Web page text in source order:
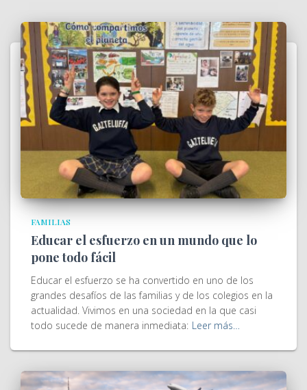
FAMILIAS
Educar el esfuerzo en un mundo que lo
pone todo fácil
Educar el esfuerzo se ha convertido en uno de los
grandes desafíos de las familias y de los colegios en la
actualidad. Vivimos en una sociedad en la que casi
todo sucede de manera inmediata: Leer más…